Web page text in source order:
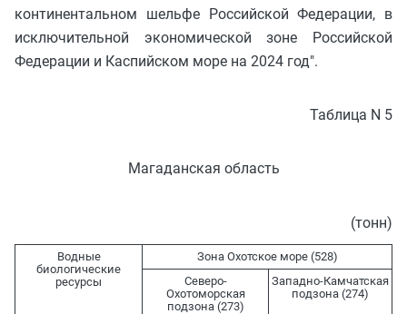
континентальном шельфе Российской Федерации, в
исключительной экономической зоне Российской
Федерации и Каспийском море на 2024 год".
Таблица N 5
Магаданская область
(тонн)
Водные
биологические
ресурсы
Зона Охотское море (528)
Северо-
Охотоморская
подзона (273)
Западно-Камчатская
подзона (274)